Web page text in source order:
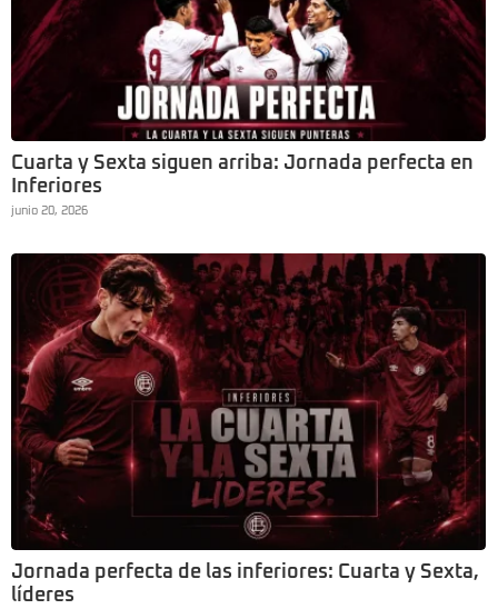
Cuarta y Sexta siguen arriba: Jornada perfecta en
Inferiores
junio 20, 2026
Jornada perfecta de las inferiores: Cuarta y Sexta,
líderes